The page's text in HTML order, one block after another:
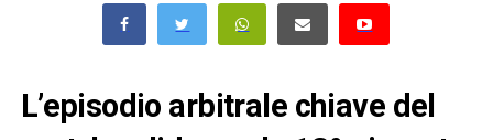
L’episodio arbitrale chiave del